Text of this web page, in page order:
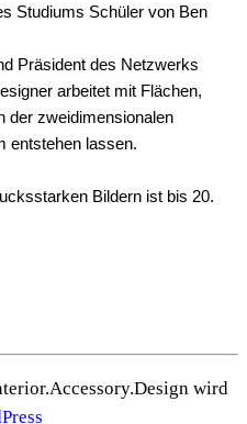
Studiums Schüler von Ben
Präsident des Netzwerks
arbeitet mit Flächen,
der zweidimensionalen
entstehen lassen.
Bildern ist bis 20.
wird